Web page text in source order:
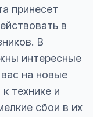
принесет
в
В
интересные
на новые
технике и
сбои в их